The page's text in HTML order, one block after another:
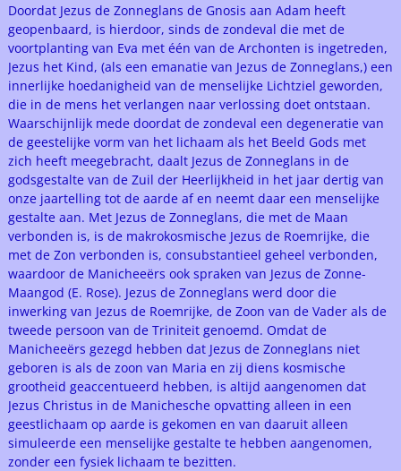
Doordat Jezus de Zonneglans de Gnosis aan Adam heeft
geopenbaard, is hierdoor, sinds de zondeval die met de
voortplanting van Eva met één van de Archonten is ingetreden,
Jezus het Kind, (als een emanatie van Jezus de Zonneglans,) een
innerlijke hoedanigheid van de menselijke Lichtziel geworden,
die in de mens het verlangen naar verlossing doet ontstaan.
Waarschijnlijk mede doordat de zondeval een degeneratie van
de geestelijke vorm van het lichaam als het Beeld Gods met
zich heeft meegebracht, daalt Jezus de Zonneglans in de
godsgestalte van de Zuil der Heerlijkheid in het jaar dertig van
onze jaartelling tot de aarde af en neemt daar een menselijke
gestalte aan. Met Jezus de Zonneglans, die met de Maan
verbonden is, is de makrokosmische Jezus de Roemrijke, die
met de Zon verbonden is, consubstantieel geheel verbonden,
waardoor de Manicheeërs ook spraken van Jezus de Zonne-
Maangod (E. Rose). Jezus de Zonneglans werd door die
inwerking van Jezus de Roemrijke, de Zoon van de Vader als de
tweede persoon van de Triniteit genoemd. Omdat de
Manicheeërs gezegd hebben dat Jezus de Zonneglans niet
geboren is als de zoon van Maria en zij diens kosmische
grootheid geaccentueerd hebben, is altijd aangenomen dat
Jezus Christus in de Manichesche opvatting alleen in een
geestlichaam op aarde is gekomen en van daaruit alleen
simuleerde een menselijke gestalte te hebben aangenomen,
zonder een fysiek lichaam te bezitten.